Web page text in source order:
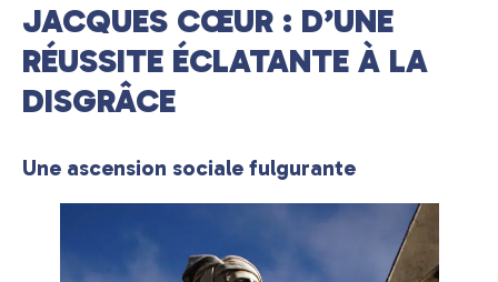
JACQUES CŒUR : D’UNE
RÉUSSITE ÉCLATANTE À LA
DISGRÂCE
Une ascension sociale fulgurante